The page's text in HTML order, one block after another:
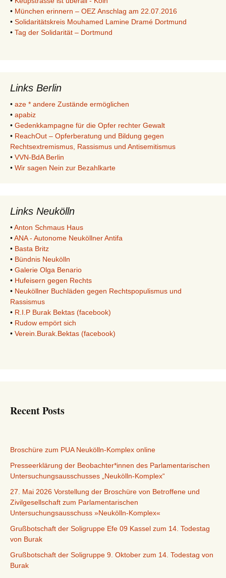
• München erinnern – OEZ Anschlag am 22.07.2016
• Solidaritätskreis Mouhamed Lamine Dramé Dortmund
• Tag der Solidarität – Dortmund
Links Berlin
• aze * andere Zustände ermöglichen
• apabiz
• Gedenkkampagne für die Opfer rechter Gewalt
• ReachOut – Opferberatung und Bildung gegen
Rechtsextremismus, Rassismus und Antisemitismus
• VVN-BdA Berlin
• Wir sagen Nein zur Bezahlkarte
Links Neukölln
•Anton Schmaus Haus
•ANA - Autonome Neuköllner Antifa
• Basta Britz
• Bündnis Neukölln
• Galerie Olga Benario
• Hufeisern gegen Rechts
• Neuköllner Buchläden gegen Rechtspopulismus und
Rassismus
• R.I.P Burak Bektas (facebook)
• Rudow empört sich
• Verein.Burak.Bektas (facebook)
Recent Posts
Broschüre zum PUA Neukölln-Komplex online
Presseerklärung der Beobachter*innen des Parlamentarischen
Untersuchungsausschusses „Neukölln-Komplex“
27. Mai 2026 Vorstellung der Broschüre von Betroffene und
Zivilgesellschaft zum Parlamentarischen
Untersuchungsausschuss »Neukölln-Komplex«
Grußbotschaft der Soligruppe Efe 09 Kassel zum 14. Todestag
von Burak
Grußbotschaft der Soligruppe 9. Oktober zum 14. Todestag von
Burak